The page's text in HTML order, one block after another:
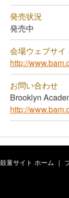
発売状況
発売中
会場ウェブサイ
http://
お問い合わせ
Brooklyn
http://
鼓童サイト ホーム ｜